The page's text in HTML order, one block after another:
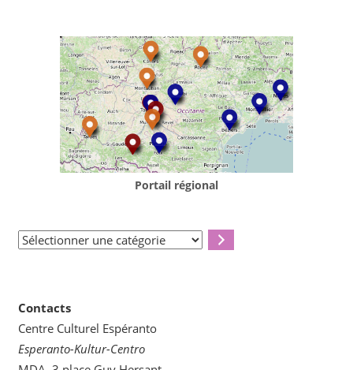
Portail régional
Sélectionner
Contacts
Centre Culturel Espéranto
Esperanto-Kultur-Centro